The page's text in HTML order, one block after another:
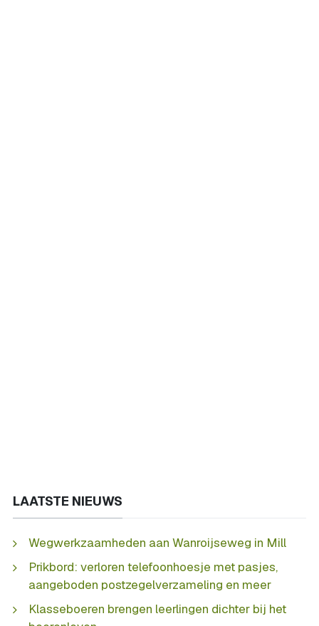
LAATSTE NIEUWS
Wegwerkzaamheden aan Wanroijseweg in Mill
Prikbord: verloren telefoonhoesje met pasjes,
aangeboden postzegelverzameling en meer
Klasseboeren brengen leerlingen dichter bij het